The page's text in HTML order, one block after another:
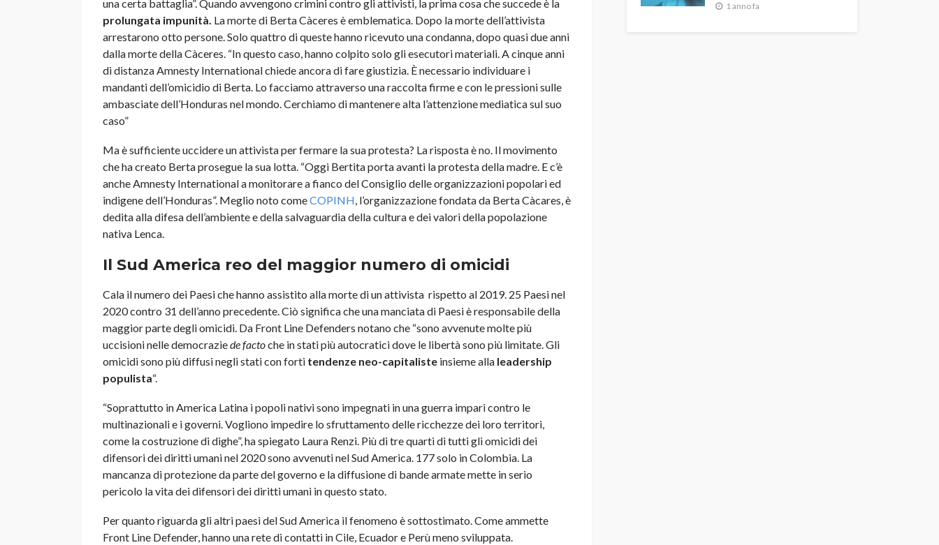
una certa battaglia”. Quando avvengono crimini contro gli attivisti, la prima cosa che succede è la
prolungata impunità. La morte di Berta Càceres è emblematica. Dopo la morte dell’attivista
arrestarono otto persone. Solo quattro di queste hanno ricevuto una condanna, dopo quasi due anni
dalla morte della Càceres. “In questo caso, hanno colpito solo gli esecutori materiali. A cinque anni
di distanza Amnesty International chiede ancora di fare giustizia. È necessario individuare i
mandanti dell’omicidio di Berta. Lo facciamo attraverso una raccolta firme e con le pressioni sulle
ambasciate dell’Honduras nel mondo. Cerchiamo di mantenere alta l’attenzione mediatica sul suo
caso”
Ma è sufficiente uccidere un attivista per fermare la sua protesta? La risposta è no. Il movimento
che ha creato Berta prosegue la sua lotta. “Oggi Bertita porta avanti la protesta della madre. E c’è
anche Amnesty International a monitorare a fianco del Consiglio delle organizzazioni popolari ed
indigene dell’Honduras”. Meglio noto comeCOPINH, l’organizzazione fondata da Berta Càcares, è
dedita alla difesa dell’ambiente e della salvaguardia della cultura e dei valori della popolazione
nativa Lenca.
Il Sud America reo del maggior numero di omicidi
Cala il numero dei Paesi che hanno assistito alla morte di un attivista rispetto al 2019. 25 Paesi nel
2020 contro 31 dell’anno precedente. Ciò significa che una manciata di Paesi è responsabile della
maggior parte degli omicidi. Da Front Line Defenders notano che “sono avvenute molte più
uccisioni nelle democraziede factoche in stati più autocratici dove le libertà sono più limitate. Gli
omicidi sono più diffusi negli stati con forti tendenze neo-capitaliste insieme alla leadership
populista“.
“Soprattutto in America Latina i popoli nativi sono impegnati in una guerra impari contro le
multinazionali e i governi. Vogliono impedire lo sfruttamento delle ricchezze dei loro territori,
come la costruzione di dighe”, ha spiegato Laura Renzi. Più di tre quarti di tutti gli omicidi dei
difensori dei diritti umani nel 2020 sono avvenuti nel Sud America. 177 solo in Colombia. La
mancanza di protezione da parte del governo e la diffusione di bande armate mette in serio
pericolo la vita dei difensori dei diritti umani in questo stato.
Per quanto riguarda gli altri paesi del Sud America il fenomeno è sottostimato. Come ammette
Front Line Defender, hanno una rete di contatti in Cile, Ecuador e Perù meno sviluppata.
1 anno fa